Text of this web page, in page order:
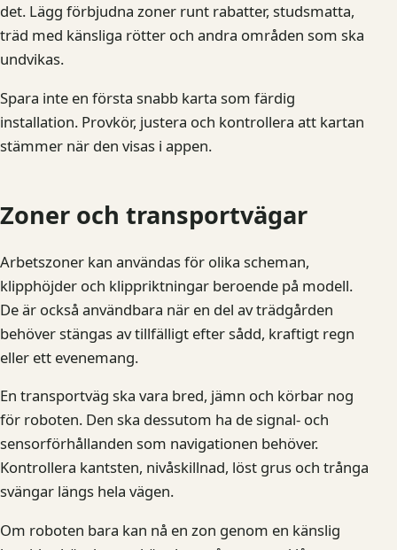
det. Lägg förbjudna zoner runt rabatter, studsmatta,
träd med känsliga rötter och andra områden som ska
undvikas.
Spara inte en första snabb karta som färdig
installation. Provkör, justera och kontrollera att kartan
stämmer när den visas i appen.
Zoner och transportvägar
Arbetszoner kan användas för olika scheman,
klipphöjder och klippriktningar beroende på modell.
De är också användbara när en del av trädgården
behöver stängas av tillfälligt efter sådd, kraftigt regn
eller ett evenemang.
En transportväg ska vara bred, jämn och körbar nog
för roboten. Den ska dessutom ha de signal- och
sensorförhållanden som navigationen behöver.
Kontrollera kantsten, nivåskillnad, löst grus och trånga
svängar längs hela vägen.
Om roboten bara kan nå en zon genom en känslig